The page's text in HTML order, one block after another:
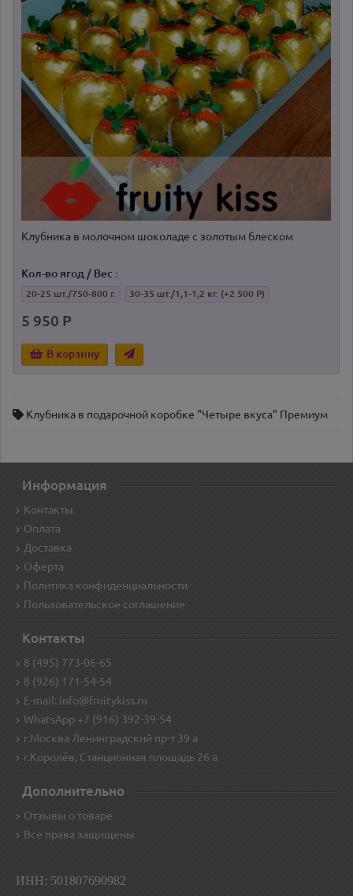
Клубника в молочном шоколаде с золотым блеском
Кол-во ягод / Вес :
20-25 шт./750-800 г. 30-35 шт./1,1-1,2 кг. (+2 500 Р)
5 950 Р
В корзину
Клубника в подарочной коробке "Четыре вкуса" Премиум
Информация
Контакты
Оплата
Доставка
Оферта
Политика конфиденциальности
Пользовательское соглашение
Контакты
8 (495) 773-06-65
8 (926) 171-54-54
E-mail: info@fruitykiss.ru
WhatsApp +7 (916) 392-39-54
г.Москва Ленинградский пр-т 39 а
г.Королёв, Станционная площадь 26 а
Дополнительно
Отзывы о товаре
Все права защищены
ИНН: 501807690982